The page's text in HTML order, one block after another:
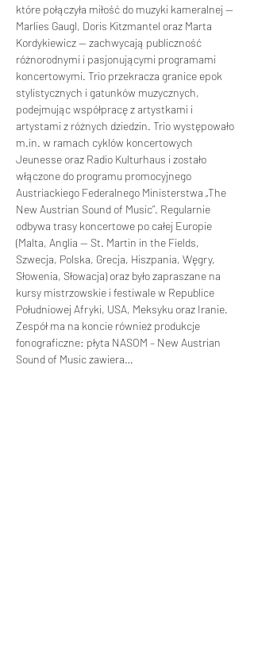
które połączyła miłość do muzyki kameralnej —
Marlies Gaugl, Doris Kitzmantel oraz Marta
Kordykiewicz — zachwycają publiczność
różnorodnymi i pasjonującymi programami
koncertowymi. Trio przekracza granice epok
stylistycznych i gatunków muzycznych,
podejmując współpracę z artystkami i
artystami z różnych dziedzin. Trio występowało
m.in. w ramach cyklów koncertowych
Jeunesse oraz Radio Kulturhaus i zostało
włączone do programu promocyjnego
Austriackiego Federalnego Ministerstwa „The
New Austrian Sound of Music”. Regularnie
odbywa trasy koncertowe po całej Europie
(Malta, Anglia — St. Martin in the Fields,
Szwecja, Polska, Grecja, Hiszpania, Węgry,
Słowenia, Słowacja) oraz było zapraszane na
kursy mistrzowskie i festiwale w Republice
Południowej Afryki, USA, Meksyku oraz Iranie.
Zespół ma na koncie również produkcje
fonograficzne: płyta NASOM – New Austrian
Sound of Music zawiera…